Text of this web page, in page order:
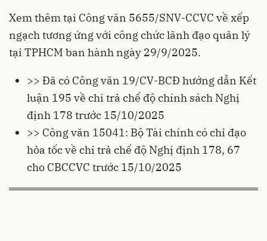
Xem thêm tại Công văn 5655/SNV-CCVC về xếp
ngạch tương ứng với công chức lãnh đạo quản lý
tại TPHCM ban hành ngày 29/9/2025.
>> Đã có Công văn 19/CV-BCĐ hướng dẫn Kết
luận 195 về chi trả chế độ chính sách Nghị
định 178 trước 15/10/2025
>> Công văn 15041: Bộ Tài chính có chỉ đạo
hỏa tốc về chi trả chế độ Nghị định 178, 67
cho CBCCVC trước 15/10/2025